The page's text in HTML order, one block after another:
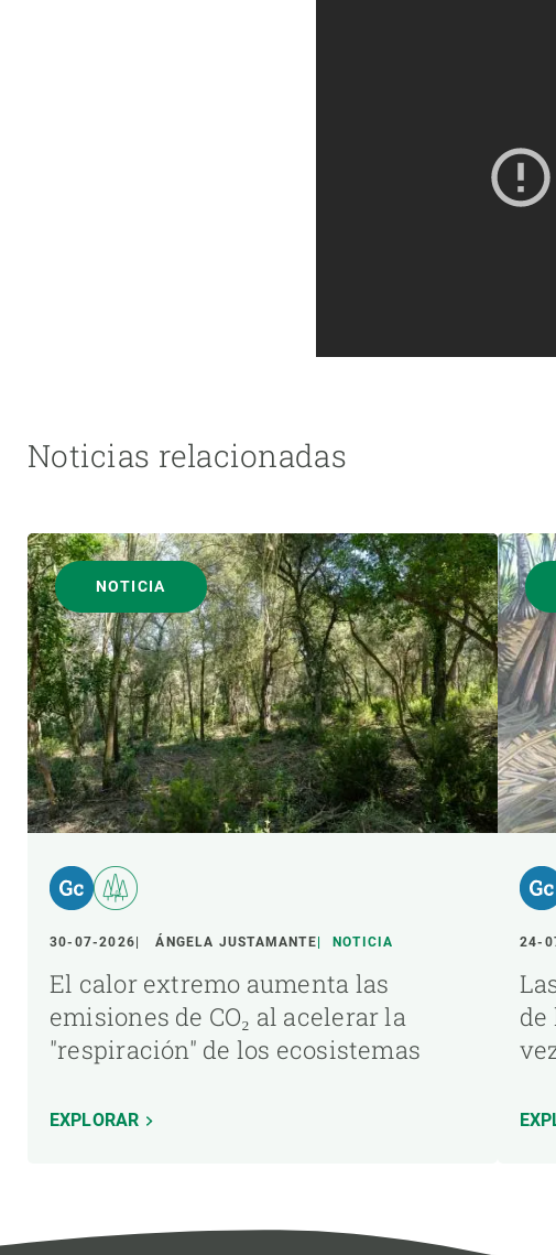
Noticias relacionadas
NOTICIA
30-07-2026 ÁNGELA JUSTAMANTE NOTICIA
El calor extremo aumenta las
emisiones de CO₂ al acelerar la
"respiración" de los ecosistemas
EXPLORAR
24-
de